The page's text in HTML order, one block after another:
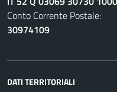
Conto Corrente Postale:
30974109
DATI TERRITORIALI